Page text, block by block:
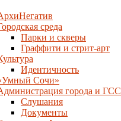
среда
Парки и скверы
Граффити и стрит-арт
Идентичность
Сочи»
города и ГСС
Слушания
Документы